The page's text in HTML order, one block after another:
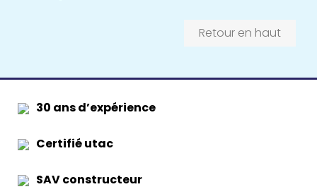
Retour en haut
30 ans d’expérience
Certifié utac
SAV constructeur